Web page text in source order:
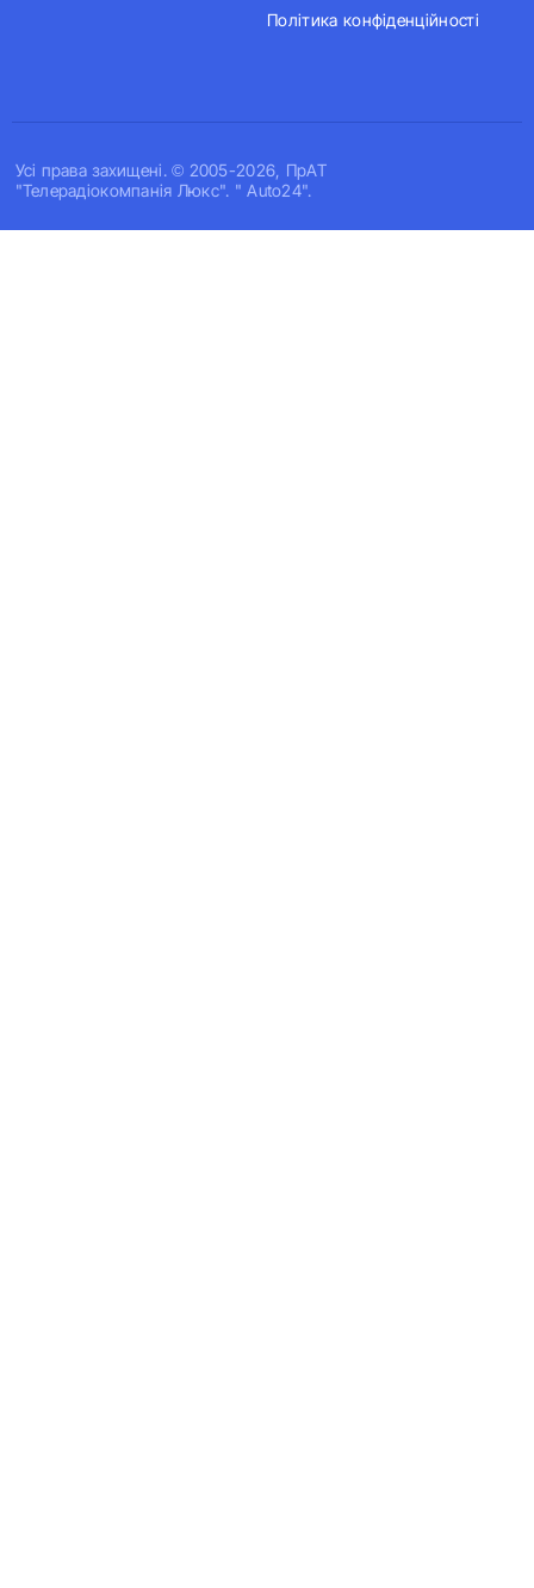
Усi права захищенi. © 2005-2026, ПрАТ
"Телерадіокомпанія Люкс". " Auto24".
Політика конфіденційності